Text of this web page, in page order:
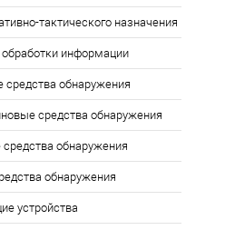
тактического назначения
информации
средства обнаружения
средства обнаружения
обнаружения
обнаружения
устройства